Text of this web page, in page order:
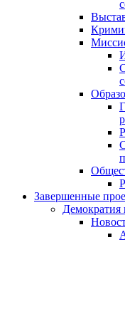
Завершенные
Демократия